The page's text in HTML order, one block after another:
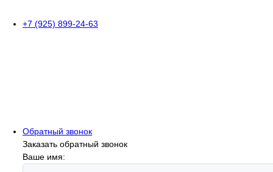
+7 (925) 899-24-63
Обратный звонок
Заказать обратный звонок
Ваше имя: